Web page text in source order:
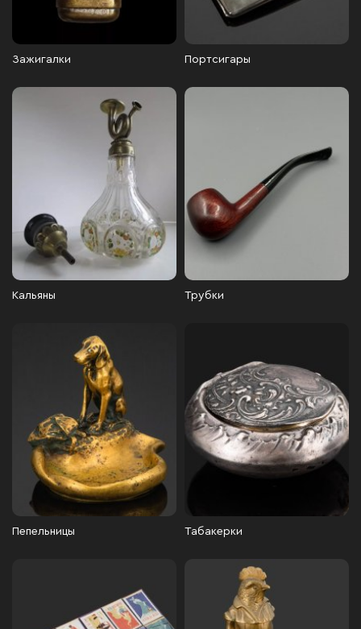
Зажигалки Портсигары
Кальяны Трубки
Пепельницы Табакерки